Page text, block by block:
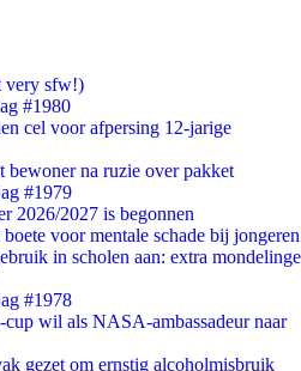
very sfw!)
#1980
cel voor afpersing 12-jarige
bewoner na ruzie over pakket
#1979
2026/2027 is begonnen
voor mentale schade bij jongeren
in scholen aan: extra mondelinge
#1978
wil als NASA-ambassadeur naar
gezet om ernstig alcoholmisbruik